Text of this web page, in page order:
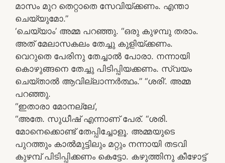
മാസം മുറ തെറ്റാതെ സേവിയ്ക്കണം. എന്താ
ചെയ്യുമോ.”
‘ചെയ്യാം’ അമ്മ പറഞ്ഞു. “ഒരു കുഴമ്പു തരാം.
അത് മേലാസകലം തേച്ചു കുളിയ്ക്കണം.
വെറുതെ പേരിനു തേച്ചാൽ പോരാ. നന്നായി
കൊഴുങ്ങനെ തേച്ചു പിടിപ്പിയക്കണം. സ്വയം
ചെയ്താൽ ആവില്ലാന്നർത്ഥം.” “ശരി’. അമ്മ
പറഞ്ഞു.
“ഇതാരാ മോനല്ലേ’,
“അതേ. സുധീഷ് എന്നാണ് പേര്. “ശരി.
മോനെക്കൊണ്ട് തേപ്പിച്ചോളൂ. അമ്മയുടെ
പുറത്തും കാൽമുട്ടിലും മറ്റും നന്നായി തടവി
കുഴമ്പ് പിടിപ്പിക്കണം കെട്ടോ. കഴുത്തിനു കീഴോട്ട്